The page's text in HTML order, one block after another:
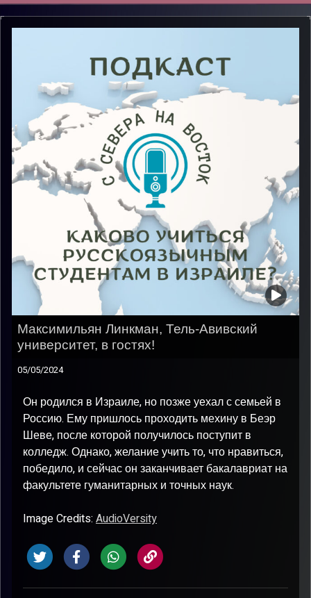
Максимильян Линкман, Тель-Авивский
университет, в гостях!
05/05/2024
Он родился в Израиле, но позже уехал с семьей в
Россию. Ему пришлось проходить мехину в Беэр
Шеве, после которой получилось поступит в
колледж. Однако, желание учить то, что нравиться,
победило, и сейчас он заканчивает бакалавриат на
факультете гуманитарных и точных наук.
Image Credits: AudioVersity